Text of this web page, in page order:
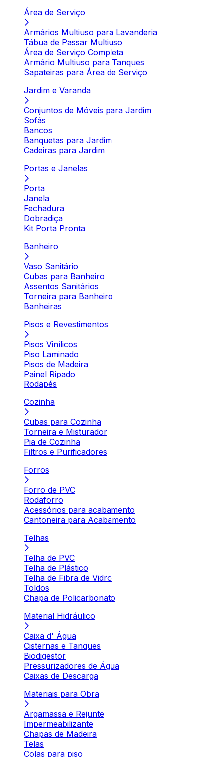
Área de Serviço
Armários Multiuso para Lavanderia
Tábua de Passar Multiuso
Área de Serviço Completa
Armário Multiuso para Tanques
Sapateiras para Área de Serviço
Jardim e Varanda
Conjuntos de Móveis para Jardim
Sofás
Bancos
Banquetas para Jardim
Cadeiras para Jardim
Portas e Janelas
Porta
Janela
Fechadura
Dobradiça
Kit Porta Pronta
Banheiro
Vaso Sanitário
Cubas para Banheiro
Assentos Sanitários
Torneira para Banheiro
Banheiras
Pisos e Revestimentos
Pisos Vinílicos
Piso Laminado
Pisos de Madeira
Painel Ripado
Rodapés
Cozinha
Cubas para Cozinha
Torneira e Misturador
Pia de Cozinha
Filtros e Purificadores
Forros
Forro de PVC
Rodaforro
Acessórios para acabamento
Cantoneira para Acabamento
Telhas
Telha de PVC
Telha de Plástico
Telha de Fibra de Vidro
Toldos
Chapa de Policarbonato
Material Hidráulico
Caixa d' Água
Cisternas e Tanques
Biodigestor
Pressurizadores de Água
Caixas de Descarga
Materiais para Obra
Argamassa e Rejunte
Impermeabilizante
Chapas de Madeira
Telas
Colas para piso